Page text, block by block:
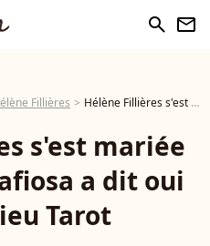
search newsletter
Fillières Hélène Fillières s'est mariée : La star de Mafiosa a dit oui à Matthieu Tarot
s'est mariée
a dit oui
Tarot